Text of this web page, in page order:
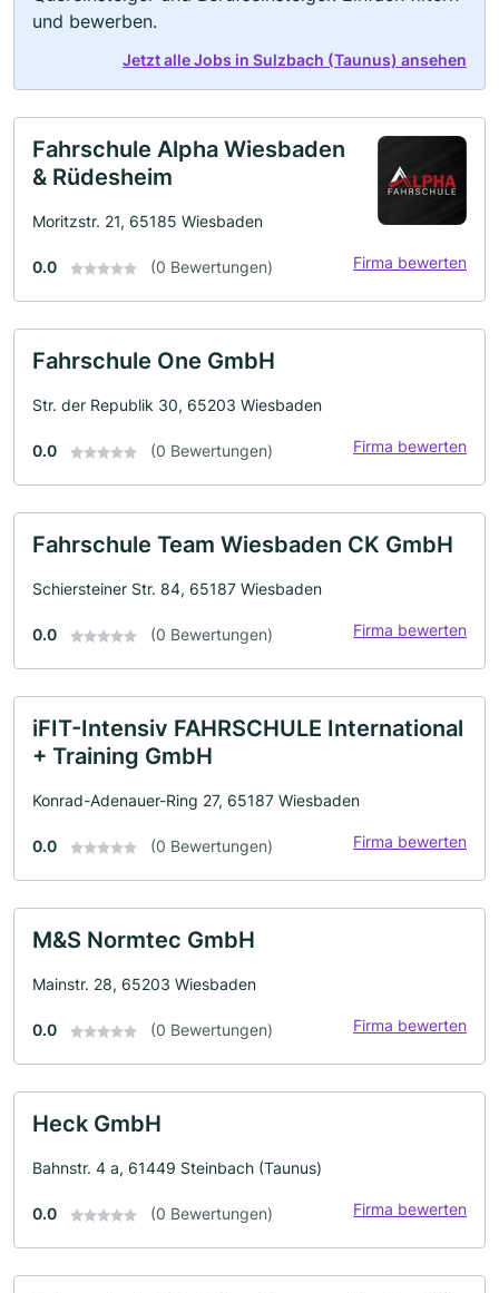
und bewerben.
Jetzt alle Jobs in Sulzbach (Taunus) ansehen
Fahrschule Alpha Wiesbaden
& Rüdesheim
Moritzstr. 21, 65185 Wiesbaden
0.0 (0 Bewertungen) Firma bewerten
Fahrschule One GmbH
Str. der Republik 30, 65203 Wiesbaden
0.0 (0 Bewertungen) Firma bewerten
Fahrschule Team Wiesbaden CK GmbH
Schiersteiner Str. 84, 65187 Wiesbaden
0.0 (0 Bewertungen) Firma bewerten
iFIT-Intensiv FAHRSCHULE International
+ Training GmbH
Konrad-Adenauer-Ring 27, 65187 Wiesbaden
0.0 (0 Bewertungen) Firma bewerten
M&S Normtec GmbH
Mainstr. 28, 65203 Wiesbaden
0.0 (0 Bewertungen) Firma bewerten
Heck GmbH
Bahnstr. 4 a, 61449 Steinbach (Taunus)
0.0 (0 Bewertungen) Firma bewerten